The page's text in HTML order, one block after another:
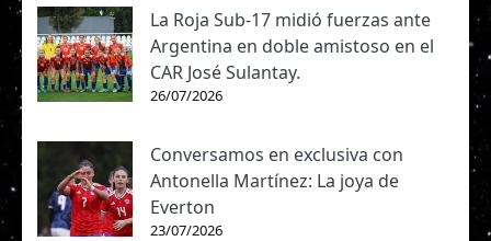
La Roja Sub-17 midió fuerzas ante
Argentina en doble amistoso en el
CAR José Sulantay.
26/07/2026
Conversamos en exclusiva con
Antonella Martínez: La joya de
Everton
23/07/2026